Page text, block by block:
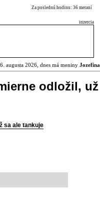
Za poslednú hodinu: 36 meraní
inzercia
augusta 2026, dnes má meniny Jozefína
odložil, už
sa ale tankuje